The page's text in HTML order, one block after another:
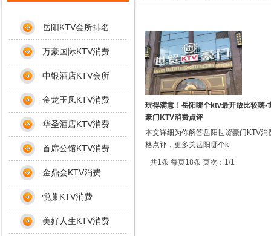
玩得满意！岳阳哪个ktv最开放比较嗨-
豪门KTV消费点评
本文详细为你解答岳阳世贸豪门KTV消
格点评，更多关岳阳哪个k
共1条 每页18条 页次：1/1
岳阳KTV会所排名
万豪国际KTV消费
中银酒店KTV会所
金龙玉凤KTV消费
华圣酒店KTV消费
首席公馆KTV消费
金鼎会KTV消费
悦巢KTV消费
美好人生KTV消费